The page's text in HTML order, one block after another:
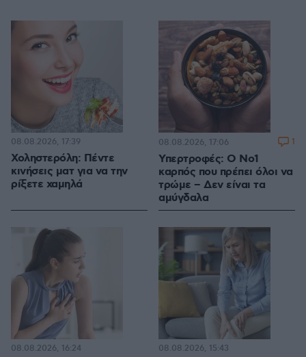
Χοληστερόλη: Πέντε
κινήσεις ματ για να την
ρίξετε χαμηλά
08.08.2026, 17:39
Υπερτροφές: Ο Νο1
καρπός που πρέπει όλοι να
τρώμε – Δεν είναι τα
αμύγδαλα
08.08.2026, 17:06 1
08.08.2026, 16:24 08.08.2026, 15:43